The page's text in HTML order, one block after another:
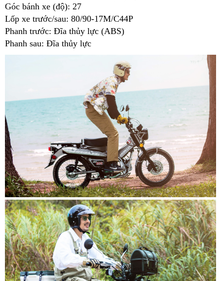
Góc bánh xe (độ): 27
Lốp xe trước/sau: 80/90-17M/C44P
Phanh trước: Đĩa thủy lực (ABS)
Phanh sau: Đĩa thủy lực